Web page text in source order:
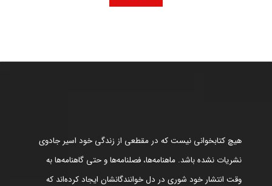
هیچ کتابخوانی نیست که در مقطعی از زندگی خود اسیر جادوی
نشریات نشده باشد. ماهنامه‌ها، فصلنامه‌ها و حتی گاهنامه‌ها به
وقت انتشار خود شوری در دل خوانندگانشان ایجاد کرده‌اند که